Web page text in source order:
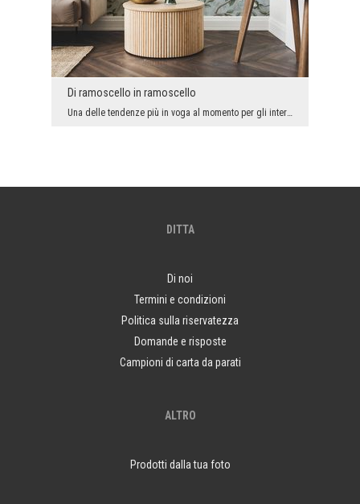
Di ramoscello in ramoscello
Una delle tendenze più in voga al momento per gli interni è rappresentata da tutti i riferimenti ...
DITTA
Di noi
Termini e condizioni
Politica sulla riservatezza
Domande e risposte
Campioni di carta da parati
ALTRO
Prodotti dalla tua foto